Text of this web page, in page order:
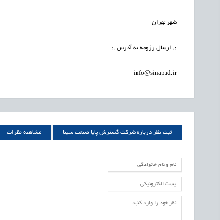
شهر تهران
:. ارسال رزومه به آدرس .:
info@sinapad.ir
ثبت نظر درباره شرکت گسترش پایا صنعت سینا مشاهده نظرات